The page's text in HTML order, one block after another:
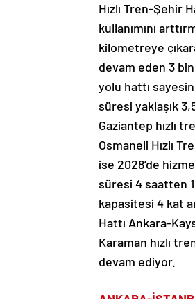
Hızlı Tren-Şehir
kullanımını
kilometreye
devam eden 3
yolu hattı
süresi yaklaşık
Gaziantep hızlı
Osmaneli Hızlı
ise 2028’de
süresi 4 saatten
kapasitesi 4 kat
Hattı Ankara-
Karaman hızlı
devam ediyor.